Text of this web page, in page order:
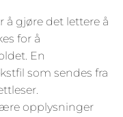
å gjøre det lettere å
for å
En
som sendes fra
opplysninger